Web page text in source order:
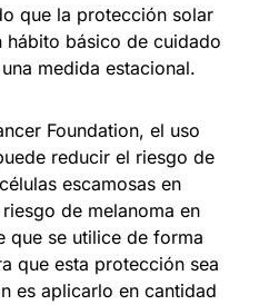
que la protección solar
hábito básico de cuidado
medida estacional.
Foundation, el uso
reducir el riesgo de
escamosas en
de melanoma en
que se utilice de forma
que esta protección sea
es aplicarlo en cantidad